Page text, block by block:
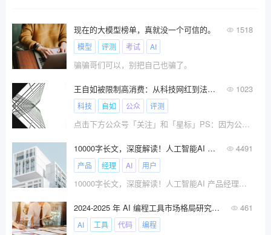
现在的大模型榜单，真就没一个可信的。 1518
模型 评测 考试 AI
骗骗哥们可以，别把自己也骗了。
王自如被限制高消费：从科技网红到法律困境 1023
科技 自如 公众 评测
点击下方公众号「关注」和「星标」PS：因为公众号??
10000字长文，深度解读！人工智能AI 产品经理与传统产品经理工作到底有什么不同？ 4491
产品 经理 AI 用户
10000字长文，深度解读！人工智能AI 产品经理与传统产品经理工作到底有什么不同？
2024-2025 年 AI 编程工具市场格局研究报告 461
AI 工具 代码 编程